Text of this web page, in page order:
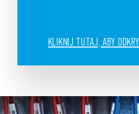
KLIKNIJ TUTAJ, ABY